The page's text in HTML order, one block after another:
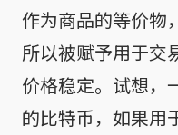
作为商品的等价物
所以被赋予用于交
价格稳定。试想，
的比特币，如果用